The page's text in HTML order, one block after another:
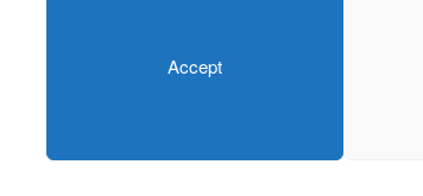
Accept
OPINII & ANALIZE
43